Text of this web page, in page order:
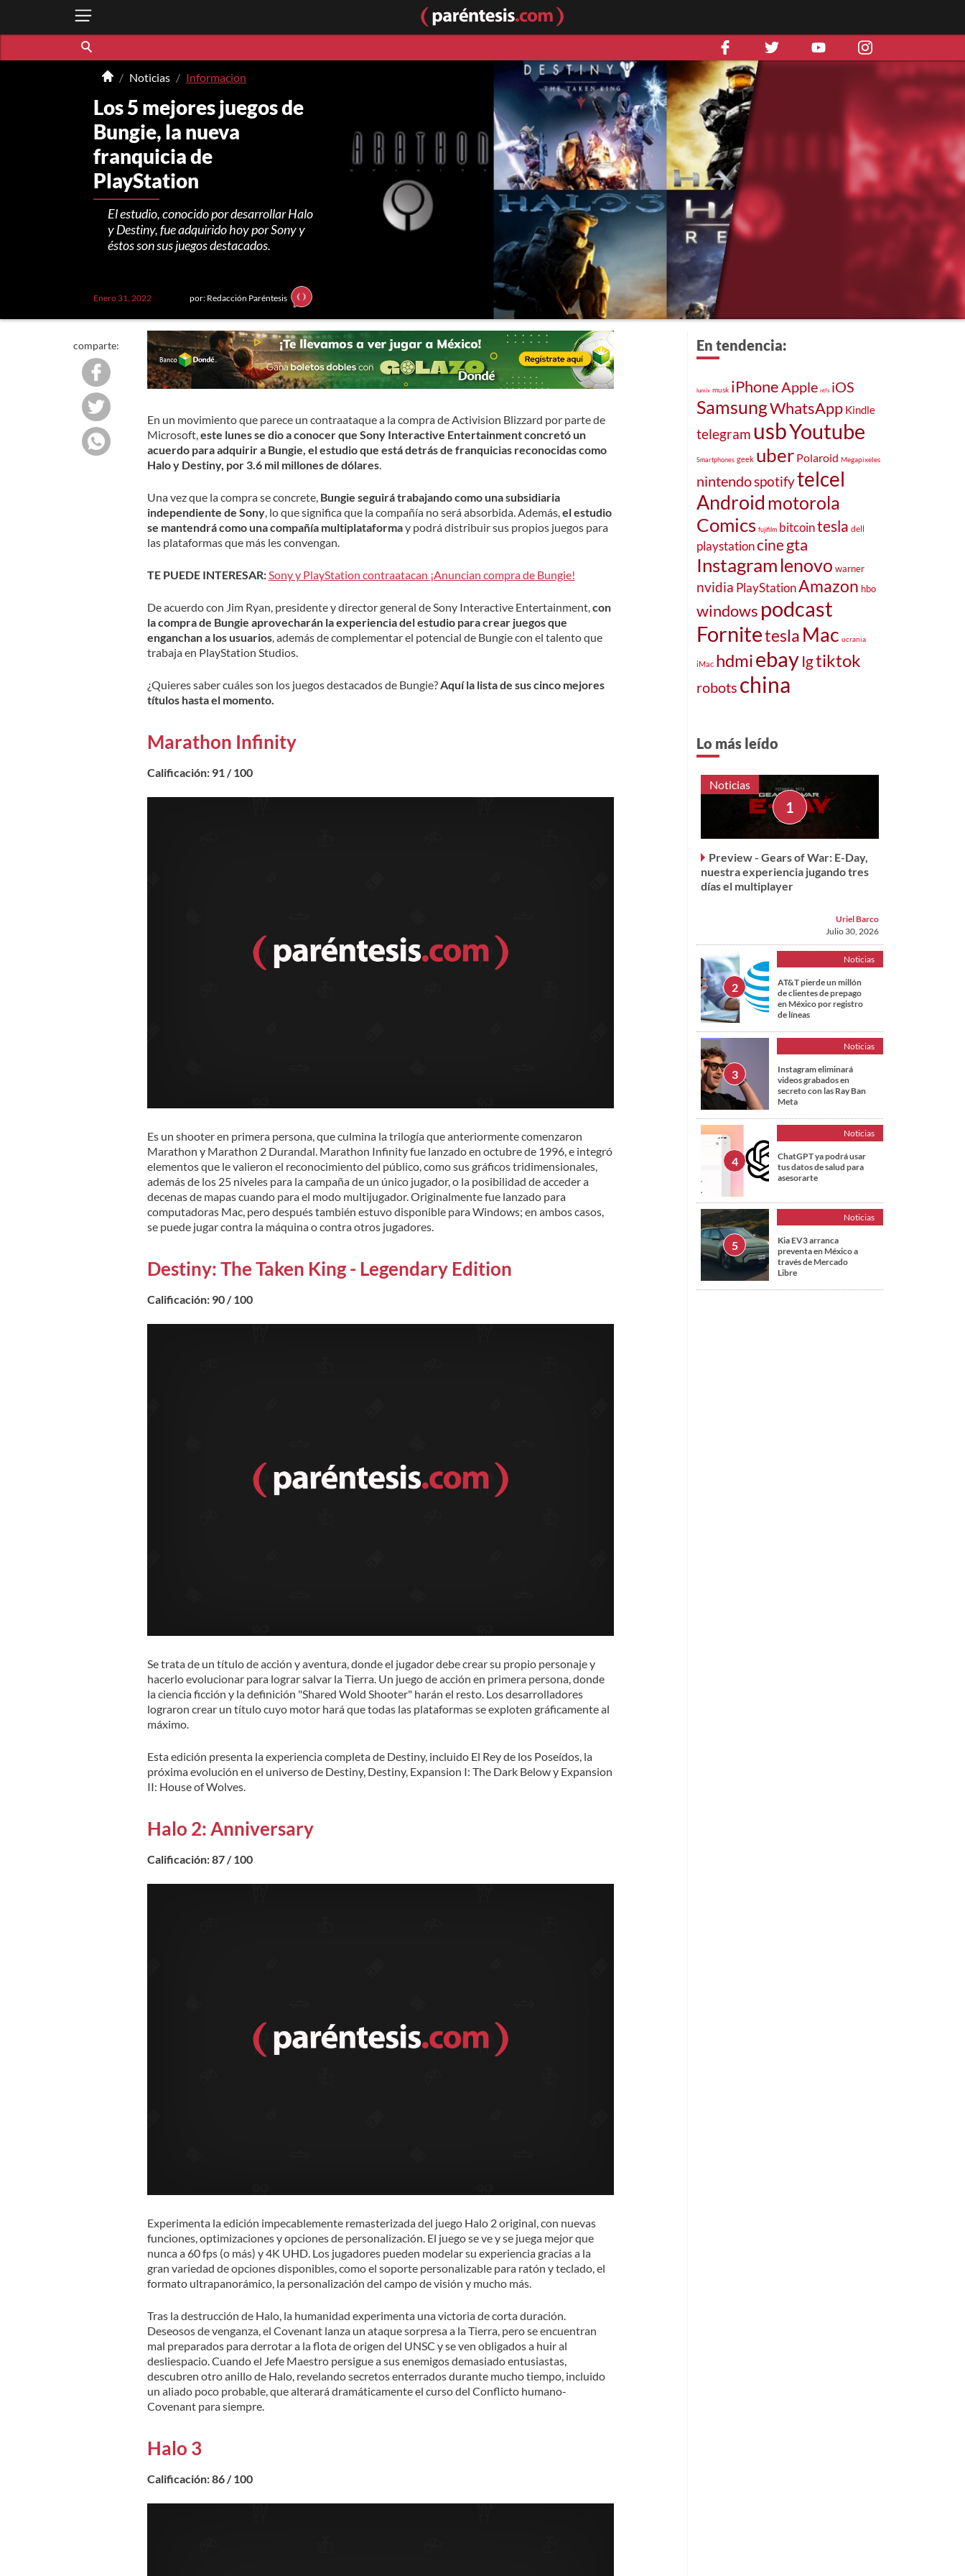
Noticias Informacion
Los 5 mejores juegos de
Bungie, la nueva
franquicia de
PlayStation
El estudio, conocido por desarrollar Halo
y Destiny, fue adquirido hoy por Sony y
éstos son sus juegos destacados.
Enero 31, 2022 por: Redacción Paréntesis
comparte:
En un movimiento que parece un contraataque a la compra de Activision Blizzard por parte de
Microsoft, este lunes se dio a conocer que Sony Interactive Entertainment concretó un
acuerdo para adquirir a Bungie, el estudio que está detrás de franquicias reconocidas como
Halo y Destiny, por 3.6 mil millones de dólares.
Una vez que la compra se concrete, Bungie seguirá trabajando como una subsidiaria
independiente de Sony, lo que significa que la compañía no será absorbida. Además, el estudio
se mantendrá como una compañía multiplataformay podrá distribuir sus propios juegos para
las plataformas que más les convengan.
TE PUEDE INTERESAR: Sony y PlayStation contraatacan ¡Anuncian compra de Bungie!
De acuerdo con Jim Ryan, presidente y director general de Sony Interactive Entertainment, con
la compra de Bungie aprovecharán la experiencia del estudio para crear juegos que
enganchan a los usuarios, además de complementar el potencial de Bungie con el talento que
trabaja en PlayStation Studios.
¿Quieres saber cuáles son los juegos destacados de Bungie? Aquí la lista de sus cinco mejores
títulos hasta el momento.
Marathon Infinity
Calificación: 91 / 100
Es un shooter en primera persona, que culmina la trilogía que anteriormente comenzaron
Marathon y Marathon 2 Durandal. Marathon Infinity fue lanzado en octubre de 1996, e integró
elementos que le valieron el reconocimiento del público, como sus gráficos tridimensionales,
además de los 25 niveles para la campaña de un único jugador, o la posibilidad de acceder a
decenas de mapas cuando para el modo multijugador. Originalmente fue lanzado para
computadoras Mac, pero después también estuvo disponible para Windows; en ambos casos,
se puede jugar contra la máquina o contra otros jugadores.
Destiny: The Taken King - Legendary Edition
Calificación: 90 / 100
Se trata de un título de acción y aventura, donde el jugador debe crear su propio personaje y
hacerlo evolucionar para lograr salvar la Tierra. Un juego de acción en primera persona, donde
la ciencia ficción y la definición "Shared Wold Shooter" harán el resto. Los desarrolladores
lograron crear un título cuyo motor hará que todas las plataformas se exploten gráficamente al
máximo.
Esta edición presenta la experiencia completa de Destiny, incluido El Rey de los Poseídos, la
próxima evolución en el universo de Destiny, Destiny, Expansion I: The Dark Below y Expansion
II: House of Wolves.
Halo 2: Anniversary
Calificación: 87 / 100
Experimenta la edición impecablemente remasterizada del juego Halo 2 original, con nuevas
funciones, optimizaciones y opciones de personalización. El juego se ve y se juega mejor que
nunca a 60 fps (o más) y 4K UHD. Los jugadores pueden modelar su experiencia gracias a la
gran variedad de opciones disponibles, como el soporte personalizable para ratón y teclado, el
formato ultrapanorámico, la personalización del campo de visión y mucho más.
Tras la destrucción de Halo, la humanidad experimenta una victoria de corta duración.
Deseosos de venganza, el Covenant lanza un ataque sorpresa a la Tierra, pero se encuentran
mal preparados para derrotar a la flota de origen del UNSC y se ven obligados a huir al
desliespacio. Cuando el Jefe Maestro persigue a sus enemigos demasiado entusiastas,
descubren otro anillo de Halo, revelando secretos enterrados durante mucho tiempo, incluido
un aliado poco probable, que alterará dramáticamente el curso del Conflicto humano-
Covenant para siempre.
Halo 3
Calificación: 86 / 100
En tendencia:
lumix musk iPhoneApple ntfs iOS
SamsungWhatsApp Kindle
telegram usbYoutube
Smartphones geek uber Polaroid Megapixeles
nintendospotifytelcel
Android motorola
Comics fujifilm bitcointesla dell
playstationcinegta
Instagram lenovo warner
nvidia PlayStationAmazon hbo
windows podcast
Fornitetesla Mac ucrania
iMac hdmiebayIgtiktok
robots china
Lo más leído
Noticias
Preview - Gears of War: E-Day,
nuestra experiencia jugando tres
días el multiplayer
Uriel Barco
Julio 30, 2026
Noticias
AT&T pierde un millón
de clientes de prepago
en México por registro
de líneas
Noticias
Instagram eliminará
videos grabados en
secreto con las Ray Ban
Meta
Noticias
ChatGPT ya podrá usar
tus datos de salud para
asesorarte
Noticias
Kia EV3 arranca
preventa en México a
través de Mercado
Libre